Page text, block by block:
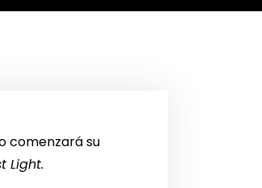
comenzará su
Light.